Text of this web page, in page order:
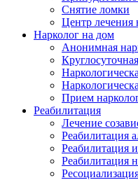
Снятие ломки
Центр лечения
Нарколог на дом
Анонимная
Прием
Реабилитация
Лечение
Реабилитация
Реабилитация
Реабилитация